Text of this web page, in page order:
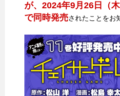
が、2024年9月26日（
で同時発売されたことをお